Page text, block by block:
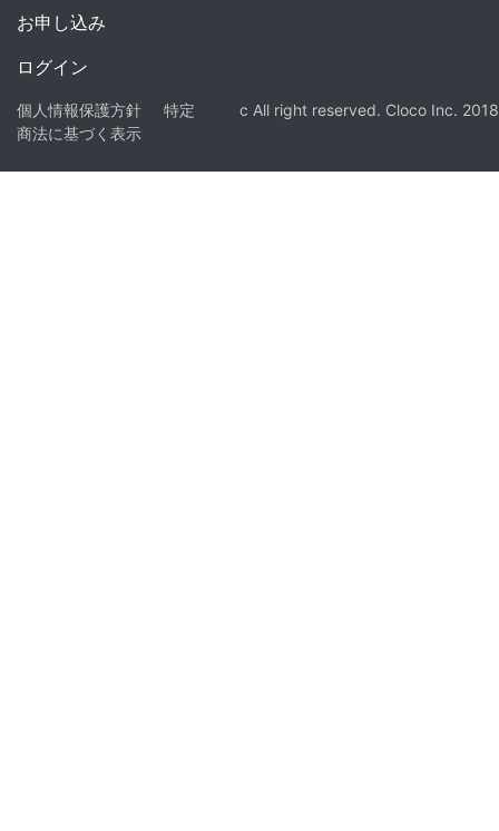
お申し込み
ログイン
個人情報保護方針
特定
商法に基づく表示
c All right reserved. Cloco Inc. 2018